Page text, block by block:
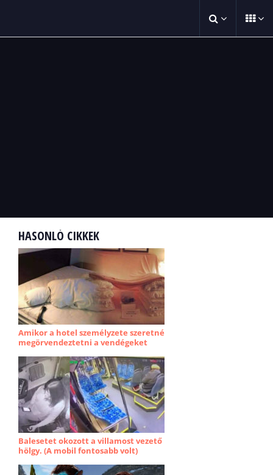
HASONLÓ CIKKEK
Amikor a hotel személyzete szeretné
megörvendeztetni a vendégeket
Balesetet okozott a villamost vezető
hölgy. (A mobil fontosabb volt)